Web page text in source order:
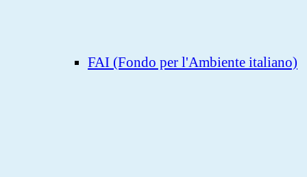
FAI (Fondo per l'Ambiente italiano)